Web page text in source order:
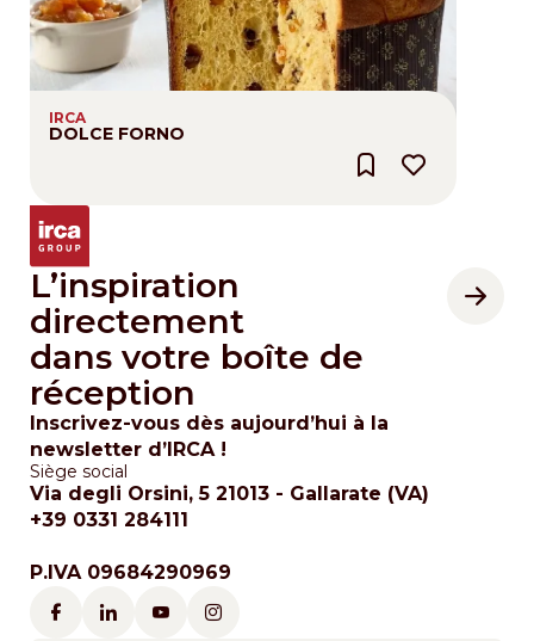
IRCA
DOLCE FORNO
L’inspiration
directement
dans votre boîte de
réception
Inscrivez-vous dès aujourd’hui à la
newsletter d’IRCA !
Siège social
Via degli Orsini, 5 21013 - Gallarate (VA)
+39 0331 284111
P.IVA 09684290969